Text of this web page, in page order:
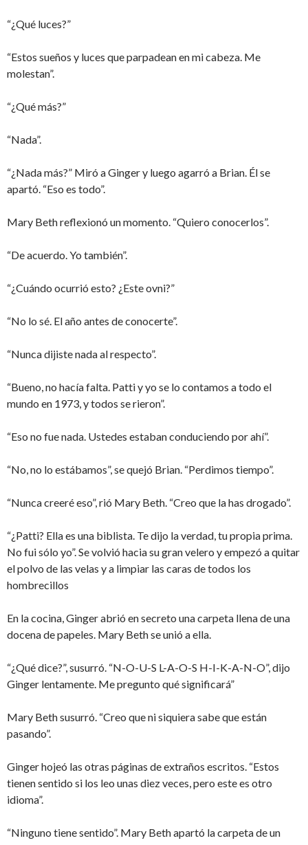
“¿Qué luces?”
“Estos sueños y luces que parpadean en mi cabeza. Me
molestan”.
“¿Qué más?”
“Nada”.
“¿Nada más?” Miró a Ginger y luego agarró a Brian. Él se
apartó. “Eso es todo”.
Mary Beth reflexionó un momento. “Quiero conocerlos”.
“De acuerdo. Yo también”.
“¿Cuándo ocurrió esto? ¿Este ovni?”
“No lo sé. El año antes de conocerte”.
“Nunca dijiste nada al respecto”.
“Bueno, no hacía falta. Patti y yo se lo contamos a todo el
mundo en 1973, y todos se rieron”.
“Eso no fue nada. Ustedes estaban conduciendo por ahí”.
“No, no lo estábamos”, se quejó Brian. “Perdimos tiempo”.
“Nunca creeré eso”, rió Mary Beth. “Creo que la has drogado”.
“¿Patti? Ella es una biblista. Te dijo la verdad, tu propia prima.
No fui sólo yo”. Se volvió hacia su gran velero y empezó a quitar
el polvo de las velas y a limpiar las caras de todos los
hombrecillos
En la cocina, Ginger abrió en secreto una carpeta llena de una
docena de papeles. Mary Beth se unió a ella.
“¿Qué dice?”, susurró. “N-O-U-S L-A-O-S H-I-K-A-N-O”, dijo
Ginger lentamente. Me pregunto qué significará”
Mary Beth susurró. “Creo que ni siquiera sabe que están
pasando”.
Ginger hojeó las otras páginas de extraños escritos. “Estos
tienen sentido si los leo unas diez veces, pero este es otro
idioma”.
“Ninguno tiene sentido”. Mary Beth apartó la carpeta de un